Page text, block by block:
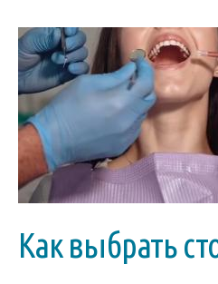
Как выбрать